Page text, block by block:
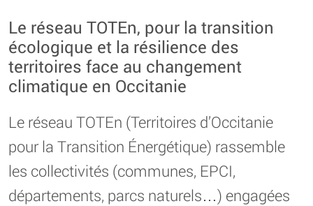
Le réseau TOTEn, pour la transition
écologique et la résilience des
territoires face au changement
climatique en Occitanie
Le réseau TOTEn (Territoires d’Occitanie
pour la Transition Énergétique) rassemble
les collectivités (communes, EPCI,
départements, parcs naturels…) engagées